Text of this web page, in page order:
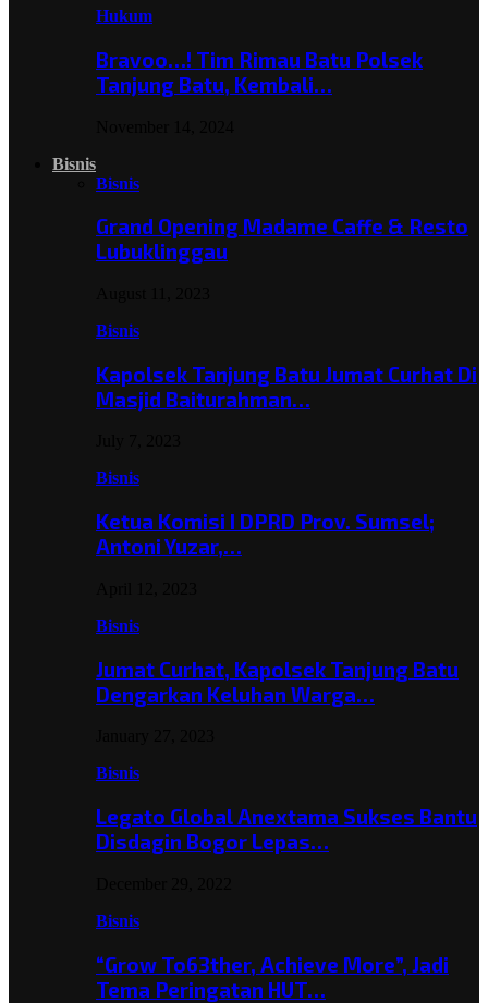
Hukum
Bravoo…! Tim Rimau Batu Polsek
Tanjung Batu, Kembali…
Bisnis
Bisnis
Grand Opening Madame Caffe & Resto
Lubuklinggau
Bisnis
Kapolsek Tanjung Batu Jumat Curhat Di
Masjid Baiturahman…
Bisnis
Ketua Komisi I DPRD Prov. Sumsel;
Antoni Yuzar,…
Bisnis
Jumat Curhat, Kapolsek Tanjung Batu
Dengarkan Keluhan Warga…
Bisnis
Legato Global Anextama Sukses Bantu
Disdagin Bogor Lepas…
Bisnis
“Grow To63ther, Achieve More”, Jadi
Tema Peringatan HUT…